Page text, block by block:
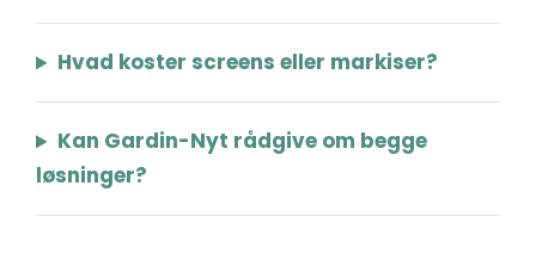
Hvad koster screens eller markiser?
Kan Gardin-Nyt rådgive om begge
løsninger?